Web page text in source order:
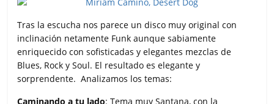
Tras la escucha nos parece un disco muy original con
inclinación netamente Funk aunque sabiamente
enriquecido con sofisticadas y elegantes mezclas de
Blues, Rock y Soul. El resultado es elegante y
sorprendente. Analizamos los temas:
Caminando a tu lado: Tema muy Santana, con la